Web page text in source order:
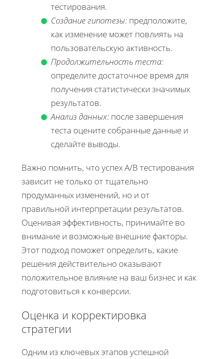
тестирования.
Создание гипотезы: предположите,
как изменение может повлиять на
пользовательскую активность.
Продолжительность теста:
определите достаточное время для
получения статистически значимых
результатов.
Анализ данных: после завершения
теста оцените собранные данные и
сделайте выводы.
Важно помнить, что успех A/B тестирования
зависит не только от тщательно
продуманных изменений, но и от
правильной интерпретации результатов.
Оценивая эффективность, принимайте во
внимание и возможные внешние факторы.
Этот подход поможет определить, какие
решения действительно оказывают
положительное влияние на ваш бизнес и как
подготовиться к конверсии.
Оценка и корректировка
стратегии
Одним из ключевых этапов успешной